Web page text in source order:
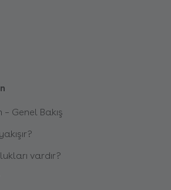
Genel Bakış
vardır?